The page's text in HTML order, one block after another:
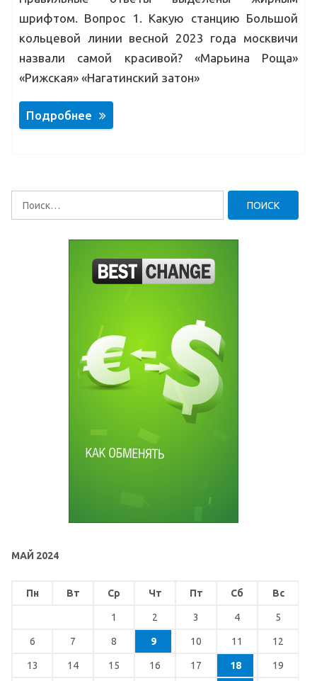
шрифтом. Вопрос 1. Какую станцию Большой
кольцевой линии весной 2023 года москвичи
назвали самой красивой? «Марьина Роща»
«Рижская» «Нагатинский затон»
Подробнее
МАЙ 2024
Пн Вт Ср Чт Пт Сб Вс
1 2 3 4 5
6 7 8 9 10 11 12
13 14 15 16 17 18 19